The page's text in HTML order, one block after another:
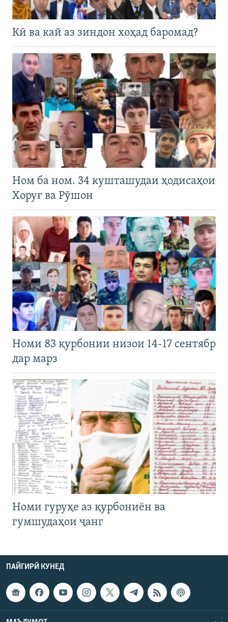
Кӣ ва кай аз зиндон хоҳад баромад?
Ном ба ном. 34 кушташудаи ҳодисаҳои
Хоруғ ва Рӯшон
Номи 83 қурбонии низои 14-17 сентябр
дар марз
Номи гуруҳе аз қурбониён ва
гумшудаҳои ҷанг
ПАЙГИРӢ КУНЕД